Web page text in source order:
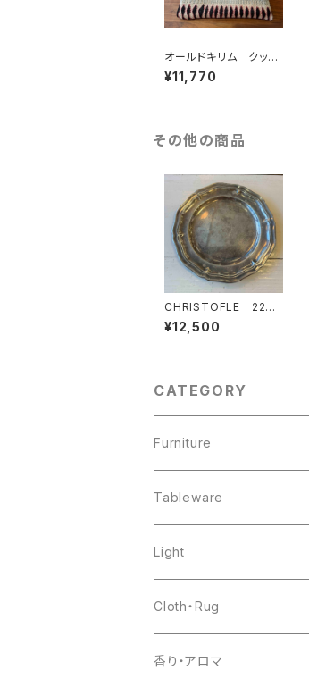
オールドキリム クッシ
ョン
¥11,770
その他の商品
CHRISTOFLE 22c
m
¥12,500
CATEGORY
Furniture
chair
shelf
table
other
Tableware
pottery
glass
flower base
Light
Cloth・Rug
香り・アロマ